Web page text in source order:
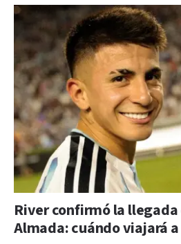
River confirmó la
Almada: cuándo viajará